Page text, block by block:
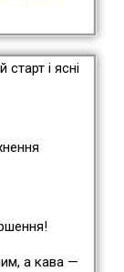
і ясні
а кава —